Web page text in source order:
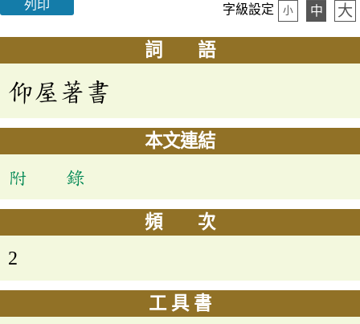
列印 字級設定 小 中 大
詞 語
仰屋著書
本文連結
附 錄
頻 次
2
工 具 書